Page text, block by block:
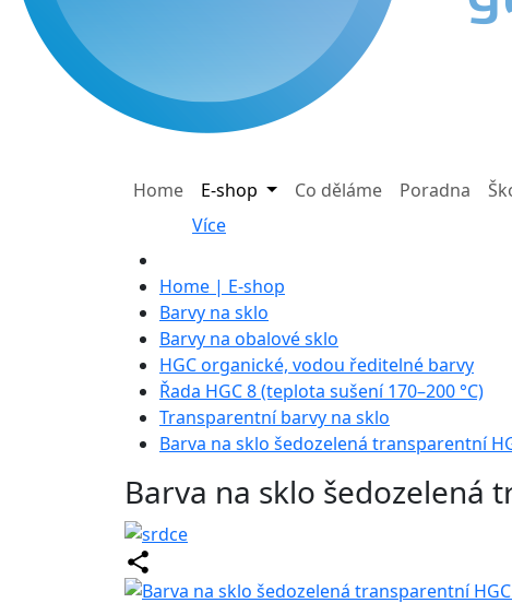
Home
E-shop
Více
Co děláme Poradna
Home | E-shop
Barvy na sklo
Barvy na obalové sklo
HGC organické, vodou ředitelné barvy
Řada HGC 8 (teplota sušení 170–200 °C)
Transparentní barvy na sklo
Barva na sklo šedozelená transparentní
Barva na sklo šedozelená